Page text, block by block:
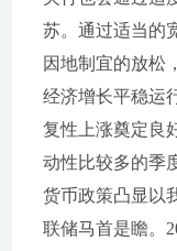
苏。通过适当的
因地制宜的放松
经济增长平稳运
复性上涨奠定良
动性比较多的季
货币政策凸显以
联储马首是瞻。